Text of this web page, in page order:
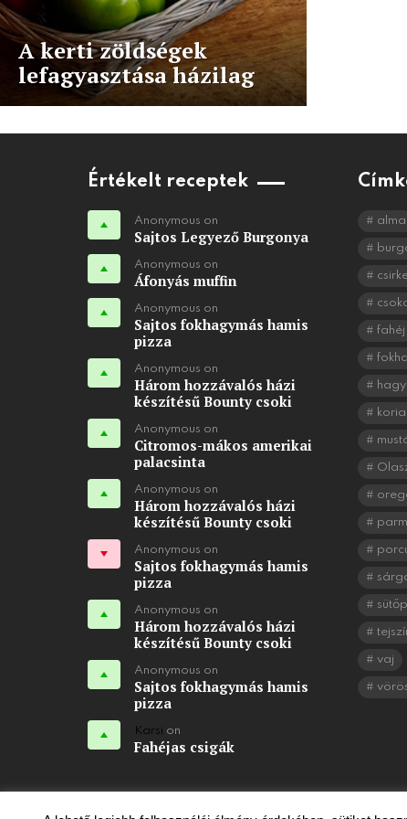
A kerti zöldségek
lefagyasztása házilag
Értékelt receptek
Anonymous on
Sajtos Legyező Burgonya
Anonymous on
Áfonyás muffin
Anonymous on
Sajtos fokhagymás hamis
pizza
Anonymous on
Három hozzávalós házi
készítésű Bounty csoki
Anonymous on
Citromos-mákos amerikai
palacsinta
Anonymous on
Három hozzávalós házi
készítésű Bounty csoki
Anonymous on
Sajtos fokhagymás hamis
pizza
Anonymous on
Három hozzávalós házi
készítésű Bounty csoki
Anonymous on
Sajtos fokhagymás hamis
pizza
Karsi on
Fahéjas csigák
alma
fahéj
vaj